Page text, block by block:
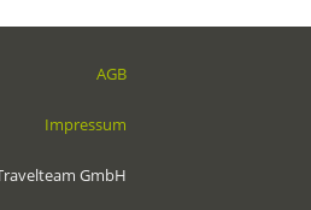
AGB
Impressum
GmbH